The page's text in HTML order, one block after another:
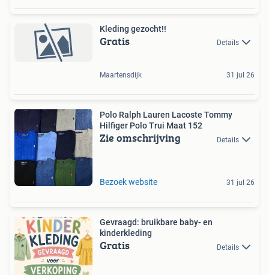
Kleding gezocht!!
Gratis Details
Maartensdijk 31 jul 26
Polo Ralph Lauren Lacoste Tommy
Hilfiger Polo Trui Maat 152
Zie omschrijving Details
Bezoek website 31 jul 26
Gevraagd: bruikbare baby- en
kinderkleding
Gratis Details